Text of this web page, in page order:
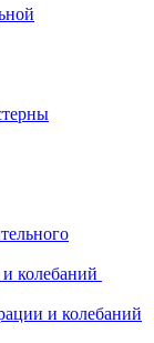
колебаний
и колебаний